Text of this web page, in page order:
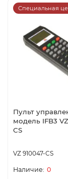
Специальная
Пульт
модель IFB3
CS
VZ 910047-CS
0